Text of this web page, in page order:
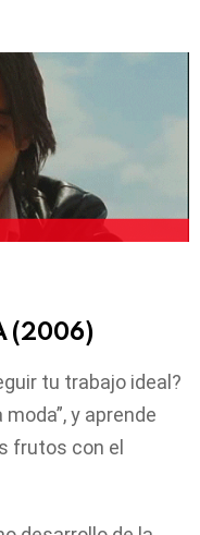
(2006)
tu trabajo ideal?
y aprende
frutos con el